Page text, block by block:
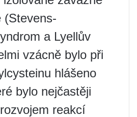
(Stevens-
a Lyellův
vzácně bylo při
hlášeno
bylo nejčastěji
reakcí